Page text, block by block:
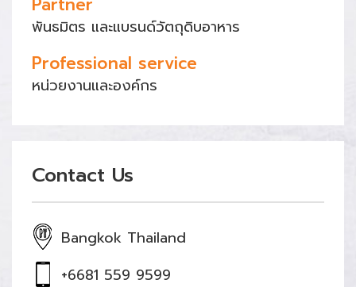
พันธมิตร และแบรนด์วัตถุดิบอาหาร
Professional service
หน่วยงานและองค์กร
Contact Us
Bangkok Thailand
+6681 559 9599